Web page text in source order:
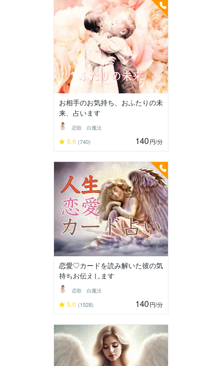
お相手のお気持ち、おふたりの未
来、占います
恋歌 白魔法
5.0 (740) 140円/分
恋愛♡カードを読み解いた彼の気
持ちお伝えします
恋歌 白魔法
5.0 (1528) 140円/分